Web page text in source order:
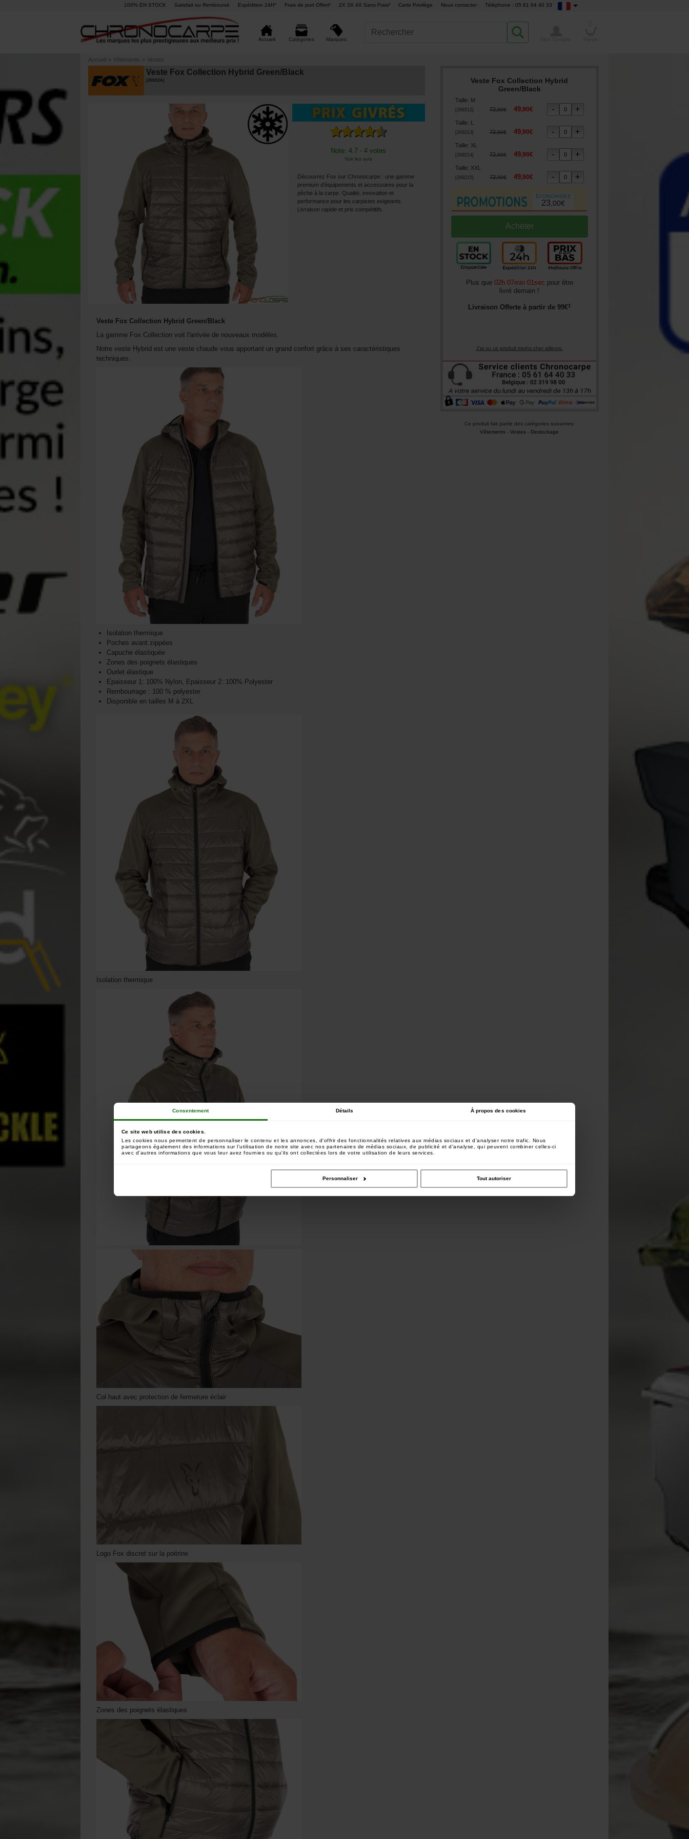
Consentement Détails À propos des cookies
Ce site web utilise des cookies.
Les cookies nous permettent de personnaliser le contenu et les annonces, d'offrir des fonctionnalités relatives aux médias sociaux et d'analyser notre trafic. Nous
partageons également des informations sur l'utilisation de notre site avec nos partenaires de médias sociaux, de publicité et d'analyse, qui peuvent combiner celles-ci
avec d'autres informations que vous leur avez fournies ou qu'ils ont collectées lors de votre utilisation de leurs services.
Personnaliser Tout autoriser
100% EN STOCK Satisfait ou Remboursé Expédition 24H° Frais de port Offert¹ 2X 3X 4X Sans Frais² Carte Privilège Nous contacter Téléphone : 05 61 64 40 33
Accueil Catégories Marques
Accueil » Vêtements » Vestes
Veste Fox Collection Hybrid Green/Black
269212A]
Note: 4.7 - 4 votes
Voir les avis
Découvrez Fox sur Chronocarpe : une gamme
premium d'équipements et accessoires pour la
pêche à la carpe. Qualité, innovation et
performance pour les carpistes exigeants.
Livraison rapide et prix compétitifs.
Veste Fox Collection Hybrid
Green/Black
Taille: M
269212] 72,90€ 49,90€
Taille: L
269213 ] 72,90€ 49,90€
Taille: XL
269214] 72,90€ 49,90€
Taille: XXL
269215] 72,90€ 49,90€
23,00€
Plus que 02h 07min 00sec pour être
livré demain !
Livraison Offerte à partir de 99€1
J'ai vu ce produit moins cher ailleurs.
Ce produit fait partie des catégories suivantes:
Vêtements -Vestes - Destockage
Veste Fox Collection Hybrid Green/Black
La gamme Fox Collection voit l'arrivée de nouveaux modèles.
Notre veste Hybrid est une veste chaude vous apportant un grand confort grâce à ses caractéristiques
techniques.
Isolation thermique
Poches avant zippées
Capuche élastiquée
Zones des poignets élastiques
Ourlet élastique
Epaisseur 1: 100% Nylon, Epaisseur 2: 100% Polyester
Rembourrage : 100 % polyester
Disponible en tailles M à 2XL
Isolation thermique
Col haut avec protection de fermeture éclair
Logo Fox discret sur la poitrine
Zones des poignets élastiques